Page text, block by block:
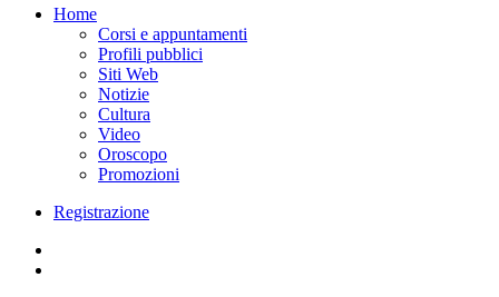
Home
Corsi e appuntamenti
Profili pubblici
Siti Web
Notizie
Cultura
Video
Oroscopo
Promozioni
Registrazione